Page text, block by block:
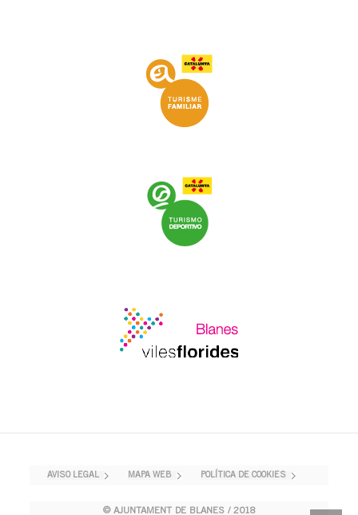
AVISO LEGAL MAPA WEB POLÍTICA DE COOKIES
© AJUNTAMENT DE BLANES / 2018